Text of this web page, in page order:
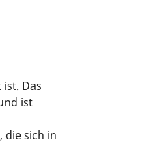
Das
ist
die sich in